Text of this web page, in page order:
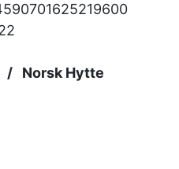
/ Norsk Hytte